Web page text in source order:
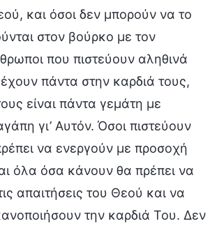
και όσοι δεν μπορούν να το
στον βούρκο με τον
που πιστεύουν αληθινά
πάντα στην καρδιά τους,
είναι πάντα γεμάτη με
γι’ Αυτόν. Όσοι πιστεύουν
να ενεργούν με προσοχή
όλα όσα κάνουν θα πρέπει να
απαιτήσεις του Θεού και να
την καρδιά Του. Δεν